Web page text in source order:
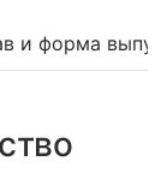
и форма